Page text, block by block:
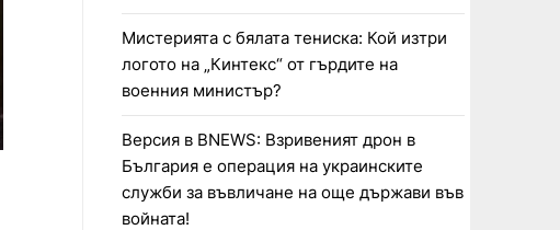
Мистерията с бялата тениска: Кой изтри
логото на „Кинтекс“ от гърдите на
военния министър?
Версия в BNEWS: Взривеният дрон в
България е операция на украинските
служби за въвличане на още държави във
войната!